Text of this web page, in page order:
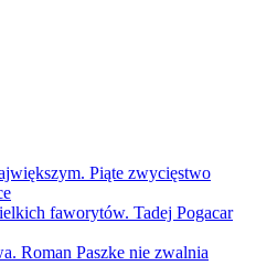
Piąte zwycięstwo
faworytów. Tadej Pogacar
Roman Paszke nie zwalnia